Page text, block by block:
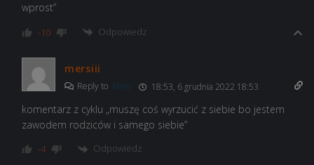
wprost”
-10 Odpowiedz
mersiii
Reply to Mme 18:53, 6 grudnia 2022 18:53
komentarz z cyklu „muszę coś wyrzucić z siebie bo jestem
zawodem rodziców i samego siebie”
-4 Odpowiedz